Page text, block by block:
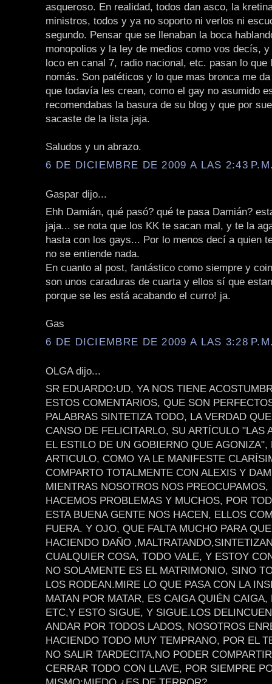
asqueroso. En realidad, todos dan asco, la
ministros, todos y ya no soporto ni verlos ni
segundo. Pensar que se llenaban la boca
monopolios y la ley de medios como vos decís,
loco en canal 7, radio nacional, etc. pasan lo que
nomás. Son patéticos y lo que mas bronca me
que todavía les crean, como el gay no asumido
recomendabas la basura de su blog y que por
sacaste de la lista jaja.
Saludos y un abrazo.
6 DE DICIEMBRE DE 2009 A LAS 2:43
Gaspar dijo...
Ehh Damián, qué pasó? qué te pasa Damián?
jaja... se nota que los KK te sacan mal, y te la
hasta con los gays... Por lo menos decí a quien
no se entiende nada.
En cuanto al post, fantástico como siempre y
son unos caraduras de cuarta y ellos sí que
porque se les está acabando el curro! ja.
Gas
6 DE DICIEMBRE DE 2009 A LAS 3:28
OLGA dijo...
SR EDUARDO:UD, YA NOS TIENE
ESTOS COMENTARIOS, QUE SON
PALABRAS SINTETIZA TODO, LA VERDAD
CANSO DE FELICITARLO, SU ARTÍCULO "LAS
EL ESTILO DE UN GOBIERNO QUE AGONIZA",
ARTICULO, COMO YA LE MANIFESTE
COMPARTO TOTALMENTE CON ALEXIS Y
MIENTRAS NOSOTROS NOS PREOCUPAMOS,
HACEMOS PROBLEMAS Y MUCHOS, POR
ESTA BUENA GENTE NOS HACEN, ELLOS
FUERA. Y OJO, QUE FALTA MUCHO PARA
HACIENDO DAÑO
CUALQUIER COSA, TODO VALE, Y ESTOY
NO SOLAMENTE ES EL MATRIMONIO, SINO
LOS RODEAN.MIRE LO QUE PASA CON LA
MATAN POR MATAR, ES CAIGA QUIÉN CAIGA,
ETC,Y ESTO SIGUE, Y SIGUE.LOS
ANDAR POR TODOS LADOS, NOSOTROS
HACIENDO TODO MUY TEMPRANO, POR EL
NO SALIR TARDECITA,NO PODER
CERRAR TODO CON LLAVE, POR SIEMPRE